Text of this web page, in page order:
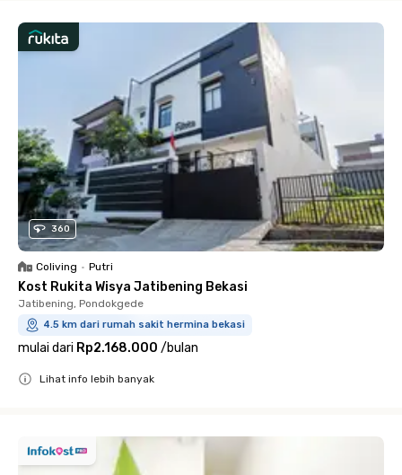
360
Coliving • Putri
Kost Rukita Wisya Jatibening Bekasi
Jatibening, Pondokgede
4.5 km dari rumah sakit hermina bekasi
mulai dari Rp2.168.000 /bulan
Lihat info lebih banyak